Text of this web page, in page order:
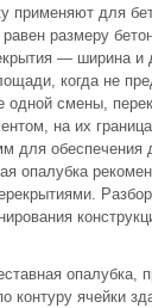
для
размеру
— ширина и
когда не
одной смены,
на их
обеспечения
опалубка
опалубка,
контуру ячейки